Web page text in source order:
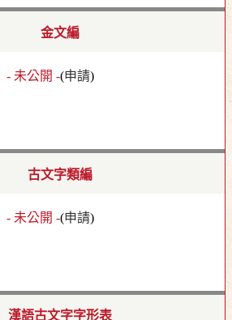
金文編
- 未公開 -(申請)
古文字類編
- 未公開 -(申請)
漢語古文字字形表